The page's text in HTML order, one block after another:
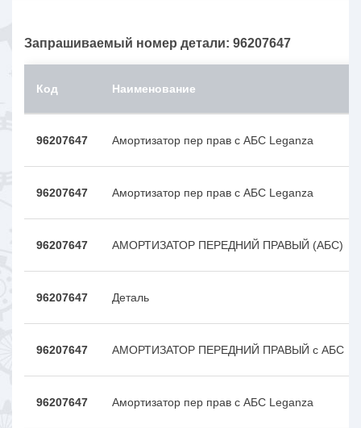
Запрашиваемый номер детали: 96207647
Код Наименование
96207647 Амортизатор пер прав с АБС Leganza
96207647 Амортизатор пер прав с АБС Leganza
96207647 АМОРТИЗАТОР ПЕРЕДНИЙ ПРАВЫЙ (АБС)
96207647 Деталь
96207647 АМОРТИЗАТОР ПЕРЕДНИЙ ПРАВЫЙ с АБС
96207647 Амортизатор пер прав с АБС Leganza